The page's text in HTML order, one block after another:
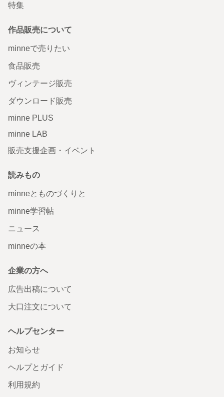
特集
作品販売について
minneで売りたい
食品販売
ヴィンテージ販売
ダウンロード販売
minne PLUS
minne LAB
販売支援企画・イベント
読みもの
minneとものづくりと
minne学習帖
ニュース
minneの本
企業の方へ
広告出稿について
大口注文について
ヘルプセンター
お知らせ
ヘルプとガイド
利用規約